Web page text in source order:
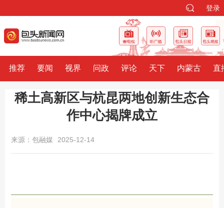
登录
推荐 要闻 视界 问政 评论 天下 内蒙古 直
稀土高新区与杭昆两地创新生态合
作中心揭牌成立
来源：包融媒 2025-12-14